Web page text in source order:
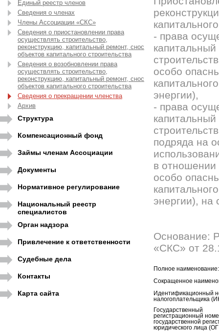
Единый реестр членов
Сведения о членах
Члены Ассоциации «СКС»
Сведения о приостановлении права
осуществлять строительство,
реконструкцию, капитальный ремонт, снос
объектов капитального строительства
Сведения о возобновлении права
осуществлять строительство,
реконструкцию, капитальный ремонт, снос
объектов капитального строительства
Сведения о прекращении членства
Архив
Структура
Компенсационный фонд
Займы членам Ассоциации
Документы
Нормативное регулирование
Национальный реестр
специалистов
Орган надзора
Привлечение к ответственности
Судебные дела
Контакты
Карта сайта
- права
капитальный
особо
энергии),
- права
капитальный
подряда на
в отношении
особо
энергии), на
Основание:
«СКС» от
Полное наименование:
Сокращенное
Идентификационный
налогоплательщика
Государственный
регистрационный
государственной
юридического лица